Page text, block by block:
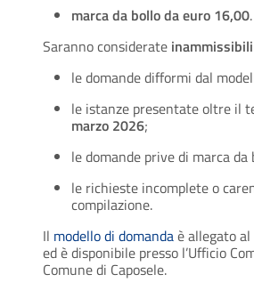
marca da bollo da euro 16,00.
Saranno considerate
le domande difformi dal
le istanze presentate oltre il
marzo 2026;
le domande prive di marca da
le richieste incomplete o
compilazione.
Il modello di domandaè allegato
ed è disponibile presso l’Ufficio
Comune di Caposele.